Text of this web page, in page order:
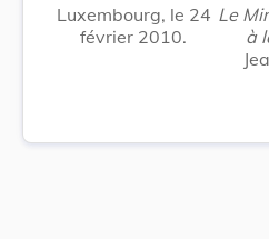
Luxembourg, le 24
février 2010.
Le
à